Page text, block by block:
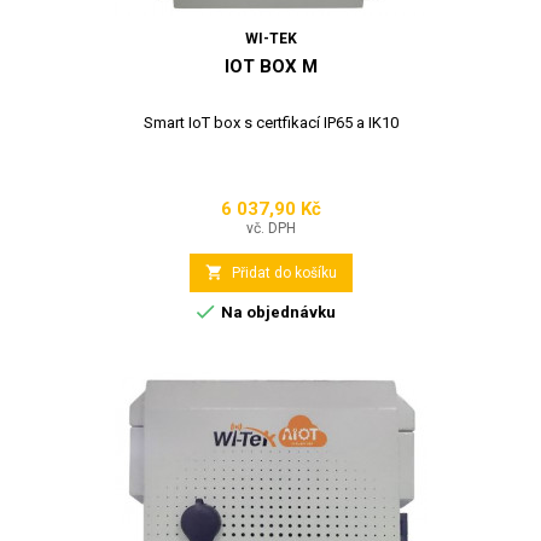
WI-TEK
IOT BOX M
Smart IoT box s certfikací IP65 a IK10
Cena
6 037,90 Kč
vč. DPH
 Přidat do košíku
 Na objednávku